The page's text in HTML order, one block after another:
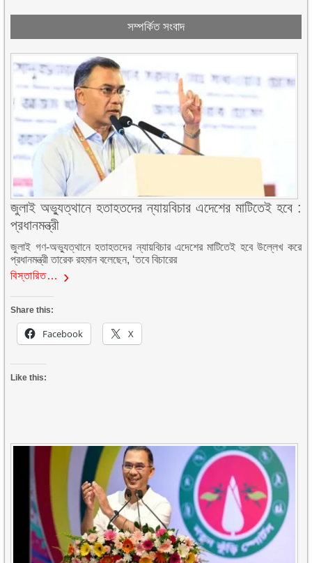
সম্পর্কিত সংবাদ
জুলাই অভ্যুত্থানে হতাহতদের ন্যায়বিচার এদেশের মাটিতেই হবে :
প্রধানমন্ত্রী
জুলাই গণ-অভ্যুত্থানে হতাহতদের ন্যায়বিচার এদেশের মাটিতেই হবে উল্লেখ করে
প্রধানমন্ত্রী তারেক রহমান বলেছেন, ‘তবে বিচারের
বিস্তারিত…
Share this:
Facebook X
Like this: